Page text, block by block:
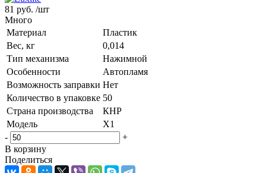
81 руб. /шт
Много
Материал
Пластик
Вес, кг
0,014
Тип механизма
Нажимной
Особенности
Автопламя
Возможность заправки Нет
Количество в упаковке 50
Страна производства
КНР
Модель
X1
-
+
В корзину
Поделиться